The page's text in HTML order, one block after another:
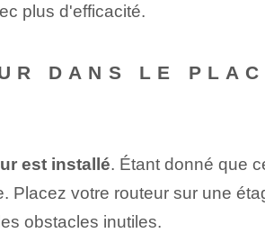
plus d'efficacité.
DANS LE
est installé. Étant donné que
Placez votre routeur sur une
obstacles inutiles.